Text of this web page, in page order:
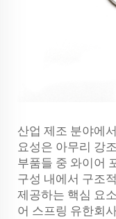
산업 제조 분야에
요성은 아무리 강
부품들 중 와이어
구성 내에서 구조
제공하는 핵심 요
어 스프링 유한